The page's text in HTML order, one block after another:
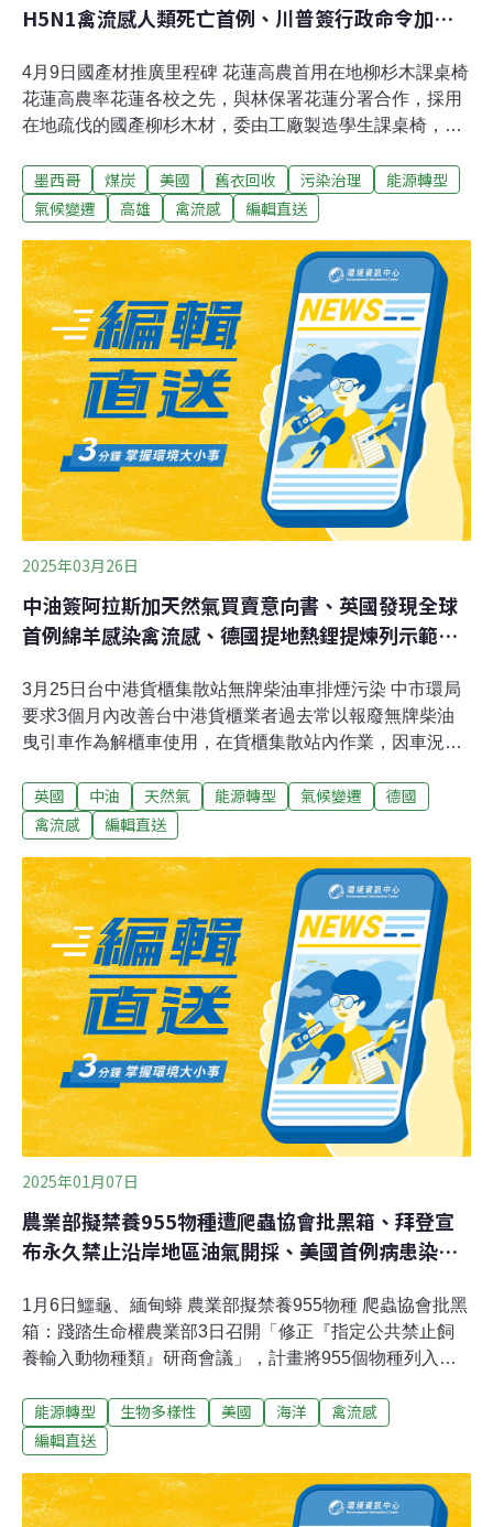
H5N1禽流感人類死亡首例、川普簽行政命令加速
4月9日國產材推廣里程碑 花蓮高農首用在地柳杉木課桌椅
花蓮高農率花蓮各校之先，與林保署花蓮分署合作，採用
在地疏伐的國產柳杉木材，委由工廠製造學生課桌椅，希
里程碑。林業及自然保育署花蓮分署長黃群策接受媒體聯
訪表示，柳杉材質較穩定，30、40年前種植的樹木，現在
一直到最南的長良等6條林道都有柳杉蓄積量。（中央社
報導）「澎湖生物性碳酸鈣循環中心」說明會 北寮村民集
體缺席抗議澎湖縣政府規劃湖西北寮為「澎湖縣生物性碳
酸鈣循環中心」，北寮村民強烈反對，農漁局9日召開說
明會， 村民集體缺席，在社區活動中心貼滿抗議標語，表
達堅決反對。湖西3名議員吳政杰、許育愷、蔡清續出席
反映民意，農漁局副局長陳銓汶現場宣布代為向上層表達
居民意見。（自由時報報導）
墨西哥 煤炭 美國 舊衣回收 污染治理
能源轉型
氣候變遷
高雄 禽流感 編輯直送
2025年03月26日
中油簽阿拉斯加天然氣買賣意向書、英國發現全球
首例綿羊感染禽流感、德國提地熱鋰提煉列示範計
3月25日台中港貨櫃集散站無牌柴油車排煙污染 中市環局
要求3個月內改善台中港貨櫃業者過去常以報廢無牌柴油
曳引車作為解櫃車使用，在貨櫃集散站內作業，因車況老
求目前仍有使用無牌柴油曳引車的貨櫃業者於3個月內完
成改善。（自由時報報導）石虎現蹤國有邊際土地 保育認
分署簽約認養苗栗縣多筆國有非公用邊際土地，不到3個
月多次監測記錄到石虎出沒，展現公私部門協力推動淺山
棲地與保育野生動物成效。（中央社報導）
英國 中油 天然氣 能源轉型 氣候變遷
德國
禽流感
編輯直送
2025年01月07日
農業部擬禁養955物種遭爬蟲協會批黑箱、拜登宣
布永久禁止沿岸地區油氣開採、美國首例病患染
1月6日鱷龜、緬甸蟒 農業部擬禁養955物種 爬蟲協會批黑
箱：踐踏生命權農業部3日召開「修正『指定公共禁止飼
養輸入動物種類』研商會議」，計畫將955個物種列入
龜、緬甸蟒等，台灣兩棲爬蟲動物協會批評，由農業部主
管機關所擬定之「農業政策」委託「工業研究單位」進行
業單位，此作法令人難以苟同，且評估資料亦未公開，難
以不臆測為黑箱作業。爬蟲協會更提到，動保司回應可將
能源轉型 生物多樣性 美國 海洋
禽流感
編輯直送